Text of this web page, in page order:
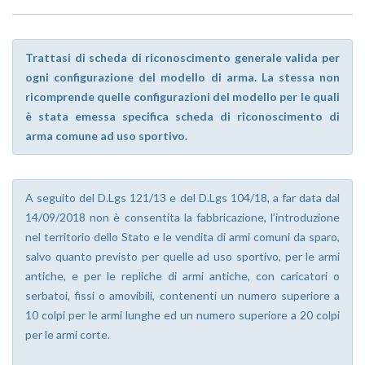
Trattasi di scheda di riconoscimento generale valida per
ogni configurazione del modello di arma. La stessa non
ricomprende quelle configurazioni del modello per le quali
è stata emessa specifica scheda di riconoscimento di
arma comune ad uso sportivo.
A seguito del D.Lgs 121/13 e del D.Lgs 104/18, a far data dal
14/09/2018 non è consentita la fabbricazione, l’introduzione
nel territorio dello Stato e le vendita di armi comuni da sparo,
salvo quanto previsto per quelle ad uso sportivo, per le armi
antiche, e per le repliche di armi antiche, con caricatori o
serbatoi, fissi o amovibili, contenenti un numero superiore a
10 colpi per le armi lunghe ed un numero superiore a 20 colpi
per le armi corte.